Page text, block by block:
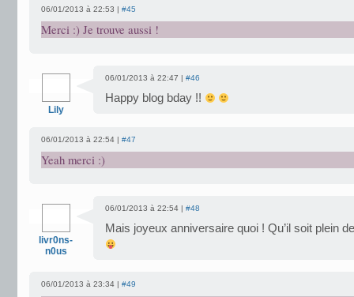
06/01/2013 à 22:53 | #45
Merci :) Je trouve aussi !
Lily
06/01/2013 à 22:47 | #46
Happy blog bday !!
06/01/2013 à 22:54 | #47
Yeah merci :)
livr0ns-
n0us
06/01/2013 à 22:54 | #48
Mais joyeux anniversaire quoi ! Qu’il soit plein
06/01/2013 à 23:34 | #49